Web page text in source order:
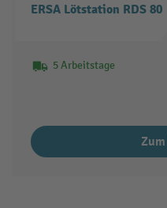
ERSA Lötstation RDS 80
5 Arbeitstage